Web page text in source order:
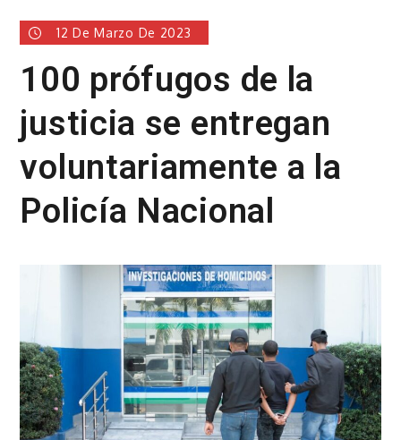
12 De Marzo De 2023
100 prófugos de la
justicia se entregan
voluntariamente a la
Policía Nacional